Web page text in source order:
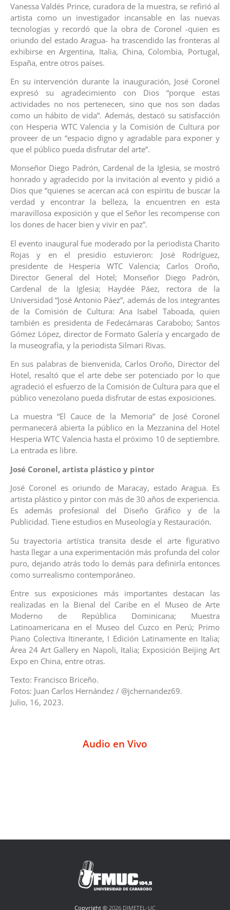
Vanessa Valdés Prince, curadora de la muestra, se refirió al
artista como un investigador incansable en las nuevas
tecnologías y recordó que la obra de Coronel -quien es
oriundo del estado Aragua- ha trascendido las fronteras al
exhibirse en Argentina, Italia, China, Colombia, Portugal,
España, entre otros países.
En su intervención durante la inauguración, José Coronel
expresó su agradecimiento con Dios “porque estas
actividades no nos pertenecen, sino que nos son dadas
como un hábito de vida”. Además, destacó su satisfacción
con Hesperia WTC Valencia y la Comisión de Cultura por
proveer de un “espacio digno y agradable para exponer y
que el público pueda disfrutar del arte”.
Monseñor Diego Padrón, Cardenal de la Iglesia, se mostró
honrado y agradecido por la invitación al evento y pidió a
Dios que “quienes se acercan acá con espíritu de buscar la
verdad y encontrar la belleza, la encuentren en esta
maravillosa exposición y que el Señor les recompense con
los dones de hacer bien y vivir en paz”.
El evento inaugural fue moderado por la periodista Charito
Rojas y en el presidio estuvieron: José Rodríguez,
presidente de Hesperia WTC Valencia; Carlos Oroño,
Director General del Hotel; Monseñor Diego Padrón,
Cardenal de la Iglesia; Haydée Páez, rectora de la
Universidad “José Antonio Páez”, además de los integrantes
de la Comisión de Cultura: Ana Isabel Taboada, quien
también es presidenta de Fedecámaras Carabobo; Santos
Gómez López, director de Formato Galería y encargado de
la museografía, y la periodista Silmari Rivas.
En sus palabras de bienvenida, Carlos Oroño, Director del
Hotel, resaltó que el arte debe ser potenciado por lo que
agradeció el esfuerzo de la Comisión de Cultura para que el
público venezolano pueda disfrutar de estas exposiciones.
La muestra “El Cauce de la Memoria” de José Coronel
permanecerá abierta la público en la Mezzanina del Hotel
Hesperia WTC Valencia hasta el próximo 10 de septiembre.
La entrada es libre.
José Coronel, artista plástico y pintor
José Coronel es oriundo de Maracay, estado Aragua. Es
artista plástico y pintor con más de 30 años de experiencia.
Es además profesional del Diseño Gráfico y de la
Publicidad. Tiene estudios en Museología y Restauración.
Su trayectoria artística transita desde el arte figurativo
hasta llegar a una experimentación más profunda del color
puro, dejando atrás todo lo demás para definirla entonces
como surrealismo contemporáneo.
Entre sus exposiciones más importantes destacan las
realizadas en la Bienal del Caribe en el Museo de Arte
Moderno de República Dominicana; Muestra
Latinoamericana en el Museo del Cuzco en Perú; Primo
Piano Colectiva Itinerante, I Edición Latinamente en Italia;
Área 24 Art Gallery en Napoli, Italia; Exposición Beijing Art
Expo en China, entre otras.
Texto: Francisco Briceño.
Fotos: Juan Carlos Hernández / @jchernandez69.
Julio, 16, 2023.
Audio en Vivo
Copyright © 2026 DIMETEL-UC